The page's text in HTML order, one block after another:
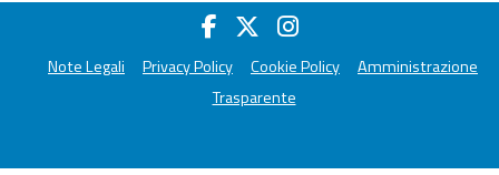
Note Legali Privacy Policy Cookie Policy
Amministrazione
Trasparente